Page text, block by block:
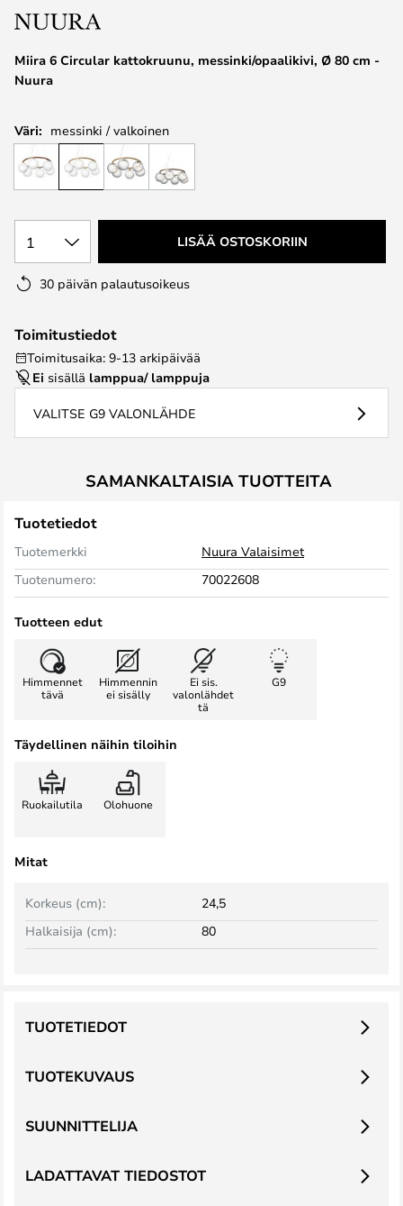
the
gallery
Miira 6 Circular kattokruunu, messinki/opaalikivi, Ø 80 cm -
Nuura
Väri: messinki / valkoinen
1 LISÄÄ OSTOSKORIIN
30 päivän palautusoikeus
Toimitustiedot
Toimitusaika: 9-13 arkipäivää
Ei sisällä lamppua/ lamppuja
VALITSE G9 VALONLÄHDE
SAMANKALTAISIA TUOTTEITA
Tuotetiedot
Tuotemerkki
Nuura Valaisimet
Tuotenumero:
70022608
Tuotteen edut
Himmennet
tävä
Himmennin
ei sisälly
Ei sis.
valonlähdet
tä
G9
Täydellinen näihin tiloihin
Ruokailutila Olohuone
Mitat
Korkeus (cm):
24,5
Halkaisija (cm):
80
TUOTEKUVAUS
TUOTETIEDOT
SUUNNITTELIJA
LADATTAVAT TIEDOSTOT